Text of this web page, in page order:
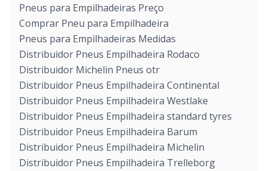
Pneus para Empilhadeiras Preço
Comprar Pneu para Empilhadeira
Pneus para Empilhadeiras Medidas
Distribuidor Pneus Empilhadeira Rodaco
Distribuidor Michelin Pneus otr
Distribuidor Pneus Empilhadeira Continental
Distribuidor Pneus Empilhadeira Westlake
Distribuidor Pneus Empilhadeira standard tyres
Distribuidor Pneus Empilhadeira Barum
Distribuidor Pneus Empilhadeira Michelin
Distribuidor Pneus Empilhadeira Trelleborg